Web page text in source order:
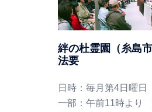
絆の杜霊園（糸島
法要
日時：毎月第4日曜日
一部：午前11時より